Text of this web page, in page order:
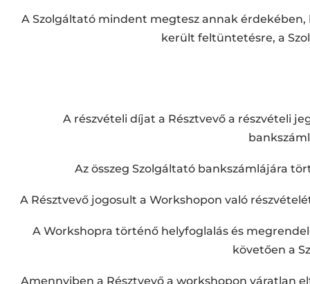
A Szolgáltató mindent megtesz annak
került feltüntetésre, a
A részvételi díjat a Résztvevő a részvételi
Az összeg Szolgáltató bankszámlájára
A Résztvevő jogosult a Workshopon való
A Workshopra történő helyfoglalás és
követően a
Amennyiben a Résztvevő a workshopon váratlan